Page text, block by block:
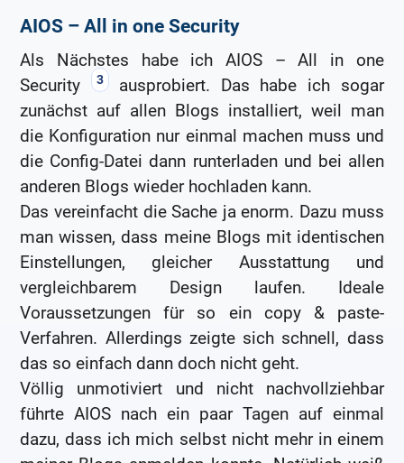
AIOS – All in one Security
Als Nächstes habe ich AIOS – All in one
Security 3 ausprobiert. Das habe ich sogar
zunächst auf allen Blogs installiert, weil man
die Konfiguration nur einmal machen muss und
die Config-Datei dann runterladen und bei allen
anderen Blogs wieder hochladen kann.
Das vereinfacht die Sache ja enorm. Dazu muss
man wissen, dass meine Blogs mit identischen
Einstellungen, gleicher Ausstattung und
vergleichbarem Design laufen. Ideale
Voraussetzungen für so ein copy & paste-
Verfahren. Allerdings zeigte sich schnell, dass
das so einfach dann doch nicht geht.
Völlig unmotiviert und nicht nachvollziehbar
führte AIOS nach ein paar Tagen auf einmal
dazu, dass ich mich selbst nicht mehr in einem